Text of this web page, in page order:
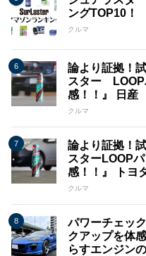
ングTOP10！
クルマ
論より証拠！
スター LOOP
感！！』 日産
クルマ
論より証拠！
スターLOOP
感！！』 トヨ
クルマ
パワーチェッ
クアップを体
らすエンジン